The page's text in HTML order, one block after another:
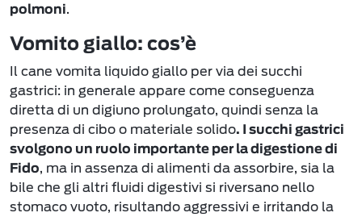
polmoni.
Vomito giallo: cos’è
Il cane vomita liquido giallo per via dei succhi
gastrici: in generale appare come conseguenza
diretta di un digiuno prolungato, quindi senza la
presenza di cibo o materiale solido. I succhi gastrici
svolgono un ruolo importante per la digestione di
Fido, ma in assenza di alimenti da assorbire, sia la
bile che gli altri fluidi digestivi si riversano nello
stomaco vuoto, risultando aggressivi e irritando la